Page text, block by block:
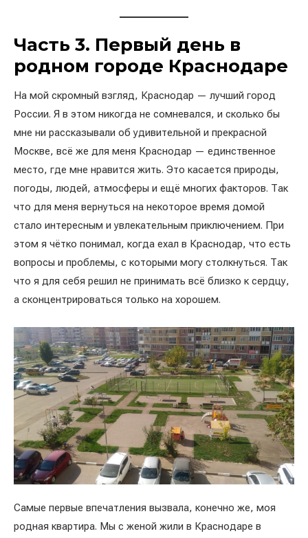
Часть 3. Первый день в
родном городе Краснодаре
На мой скромный взгляд, Краснодар — лучший город
России. Я в этом никогда не сомневался, и сколько бы
мне ни рассказывали об удивительной и прекрасной
Москве, всё же для меня Краснодар — единственное
место, где мне нравится жить. Это касается природы,
погоды, людей, атмосферы и ещё многих факторов. Так
что для меня вернуться на некоторое время домой
стало интересным и увлекательным приключением. При
этом я чётко понимал, когда ехал в Краснодар, что есть
вопросы и проблемы, с которыми могу столкнуться. Так
что я для себя решил не принимать всё близко к сердцу,
а сконцентрироваться только на хорошем.
Самые первые впечатления вызвала, конечно же, моя
родная квартира. Мы с женой жили в Краснодаре в